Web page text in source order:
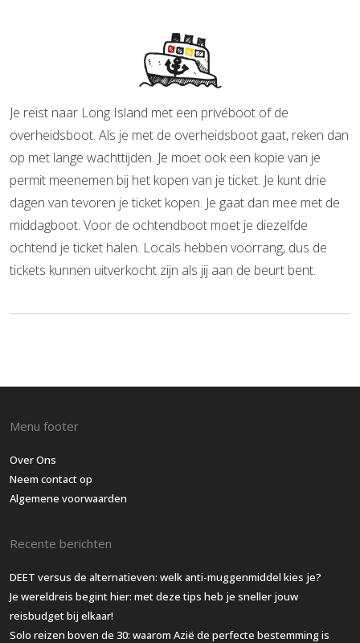
Je reist naar Long Island met een privéboot of de
overheidsboot. Als je met de overheidsboot gaat, reken dan
op met lange wachttijden. Je moet ook een kopie van je
permit meenemen bij het kopen van je ticket. Je kunt drie
dagen van tevoren je ticket kopen. Je gaat dan mee met de
middagboot. Voor de ochtendboot moet je diezelfde
ochtend je ticket halen. Locals hebben voorrang, dus de
tickets kunnen uitverkocht zijn als jij aan de beurt bent.
Menu footer
Over Ons
Neem contact op
Algemene voorwaarden
Recente berichten
DEET versus de alternatieven: welk anti-muggenmiddel kies je?
Je wereldreis begint hier: met deze tips heb je sneller jouw
reisbudget bij elkaar!
Solo reizen boven de 30: waarom Azië de perfecte bestemming is